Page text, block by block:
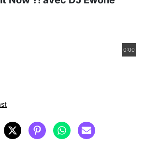
0:00